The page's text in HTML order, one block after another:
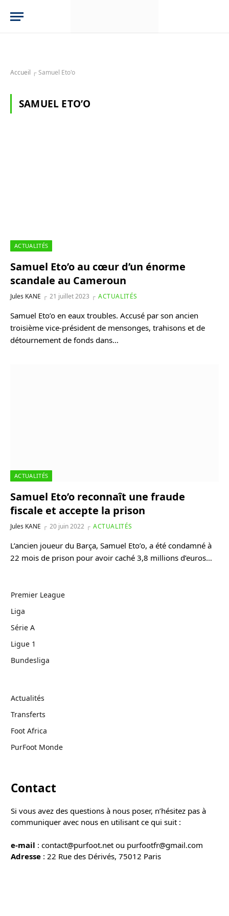
Accueil ┌Samuel Eto'o
SAMUEL ETO’O
ACTUALITÉS
Samuel Eto’o au cœur d’un énorme
scandale au Cameroun
Jules KANE 21 juillet 2023 ACTUALITÉS
Samuel Eto’o en eaux troubles. Accusé par son ancien
troisième vice-président de mensonges, trahisons et de
détournement de fonds dans…
ACTUALITÉS
Samuel Eto’o reconnaît une fraude
fiscale et accepte la prison
Jules KANE 20 juin 2022 ACTUALITÉS
L’ancien joueur du Barça, Samuel Eto’o, a été condamné à
22 mois de prison pour avoir caché 3,8 millions d’euros…
Premier League
Liga
Série A
Ligue 1
Bundesliga
Actualités
Transferts
Foot Africa
PurFoot Monde
Contact
Si vous avez des questions à nous poser, n’hésitez pas à
communiquer avec nous en utilisant ce qui suit :
e-mail : contact@purfoot.net ou purfootfr@gmail.com
Adresse : 22 Rue des Dérivés, 75012 Paris